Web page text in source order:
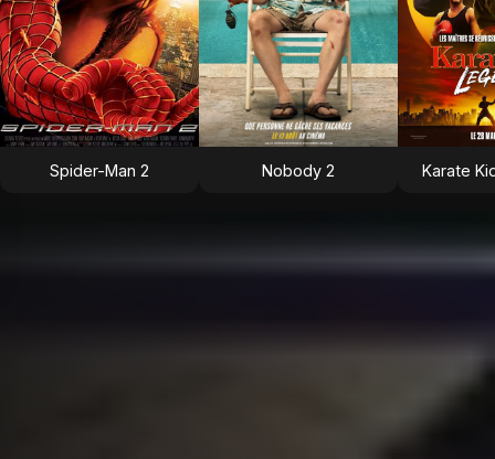
Spider-Man 2 Nobody 2 Karate